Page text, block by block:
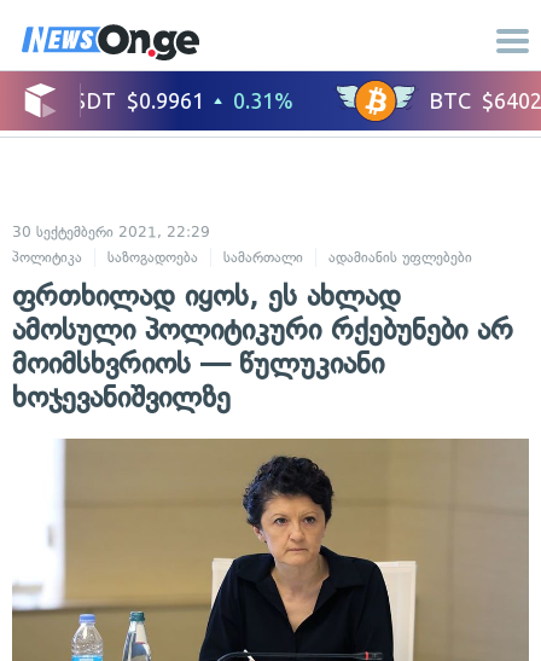
30 სექტემბერი 2021, 22:29
პოლიტიკა
საზოგადოება სამართალი ადამიანის უფლებები
ფრთხილად იყოს, ეს ახლად
ამოსული პოლიტიკური რქებუნები არ
მოიმსხვრიოს — წულუკიანი
ხოჯევანიშვილზე